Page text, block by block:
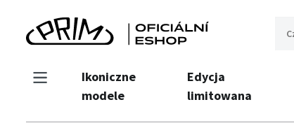
Ikoniczne
modele
Edycja
limitowana